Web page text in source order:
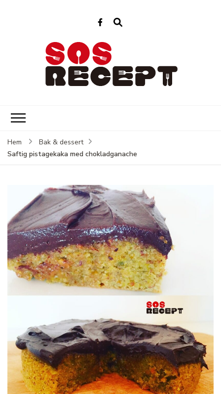
Hem
Bak & dessert
Saftig pistagekaka med chokladganache